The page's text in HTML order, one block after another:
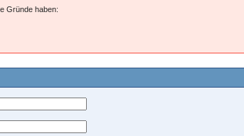
Gründe haben: